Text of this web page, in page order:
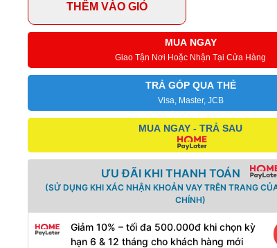
THÊM VÀO GIỎ
MUA NGAY
Giao Tận Nơi Hoặc Nhận Tại Cửa Hàng
TRẢ GÓP QUA THẺ
Visa, Master, JCB
MUA NGAY - TRẢ SAU
ƯU ĐÃI KHI THANH TOÁN
(SỬ DỤNG KHI XÁC NHẬN KHOẢN VAY TRÊN TRANG
CHÍNH)
Giảm 10% – tối đa 500.000đ khi chọn kỳ
hạn 6 & 12 tháng cho khách hàng mới